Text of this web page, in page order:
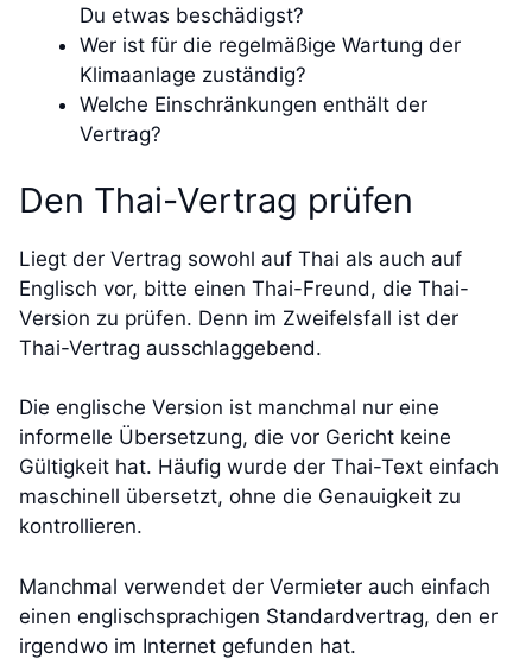
Du etwas beschädigst?
Wer ist für die regelmäßige Wartung der
Klimaanlage zuständig?
Welche Einschränkungen enthält der
Vertrag?
Den Thai-Vertrag prüfen
Liegt der Vertrag sowohl auf Thai als auch auf
Englisch vor, bitte einen Thai-Freund, die Thai-
Version zu prüfen. Denn im Zweifelsfall ist der
Thai-Vertrag ausschlaggebend.
Die englische Version ist manchmal nur eine
informelle Übersetzung, die vor Gericht keine
Gültigkeit hat. Häufig wurde der Thai-Text einfach
maschinell übersetzt, ohne die Genauigkeit zu
kontrollieren.
Manchmal verwendet der Vermieter auch einfach
einen englischsprachigen Standardvertrag, den er
irgendwo im Internet gefunden hat.